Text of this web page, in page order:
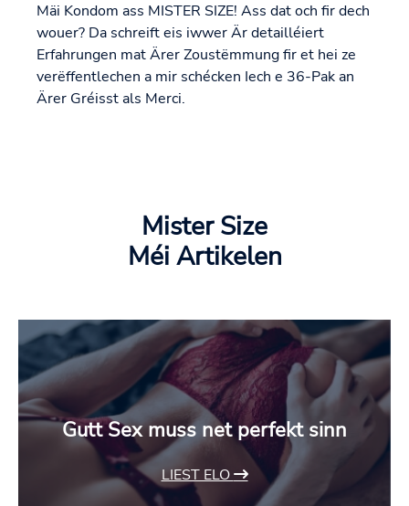
Mäi Kondom ass MISTER SIZE! Ass dat och fir dech
wouer? Da schreift eis iwwer Är detailléiert
Erfahrungen mat Ärer Zoustëmmung fir et hei ze
verëffentlechen a mir schécken Iech e 36-Pak an
Ärer Gréisst als Merci.
Mister Size
Méi Artikelen
Gutt Sex muss net perfekt sinn
LIEST ELO